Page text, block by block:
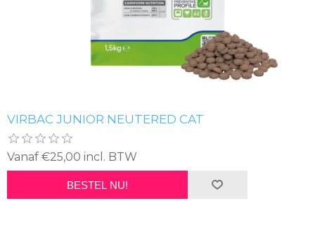
VIRBAC JUNIOR NEUTERED CAT
Vanaf €25,00 incl. BTW
BESTEL NU!